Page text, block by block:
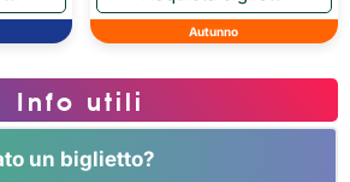
Autunno
Info utili
un biglietto?